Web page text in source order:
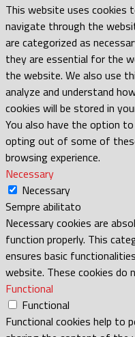
This website uses cookies
navigate through the
are categorized as
they are essential for the
the website. We also use
analyze and understand
cookies will be stored in
You also have the option
opting out of some of
browsing experience.
Necessary
Necessary
Sempre abilitato
Necessary cookies are
function properly. This
ensures basic
website. These cookies do
Functional
Functional
Functional cookies help to